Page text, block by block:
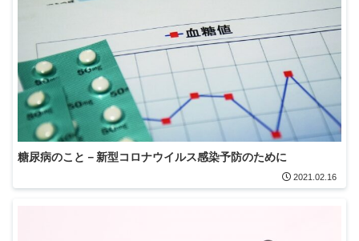
糖尿病のこと－新型コロナウイルス感染予防のために
2021.02.16